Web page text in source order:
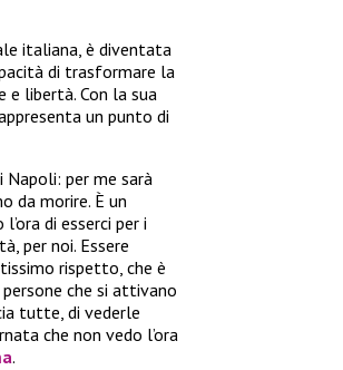
italiana, è diventata
di trasformare la
e libertà. Con la sua
un punto di
Napoli: per me sarà
da morire. È un
di esserci per i
per noi. Essere
rispetto, che è
che si attivano
tutte, di vederle
che non vedo l’ora
.